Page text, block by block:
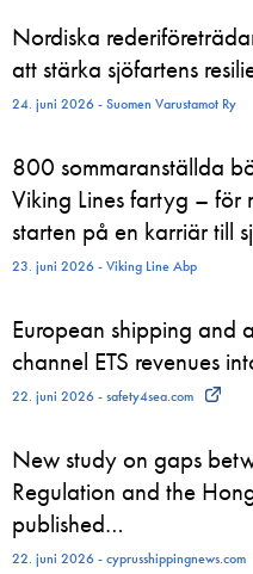
Nordiska
att stärka sjöfartens
24. juni 2026 - Suomen Varustamot Ry
800 sommaranställda
Viking Lines fartyg – för
starten på en karriär till
23. juni 2026 - Viking Line Abp
European shipping and
channel ETS revenues
22. juni 2026 - safety4sea.com
New study on gaps
Regulation and the
published…
22. juni 2026 - cyprusshippingnews.com